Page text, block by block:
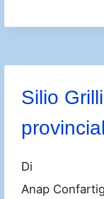
Silio
Di
Anap